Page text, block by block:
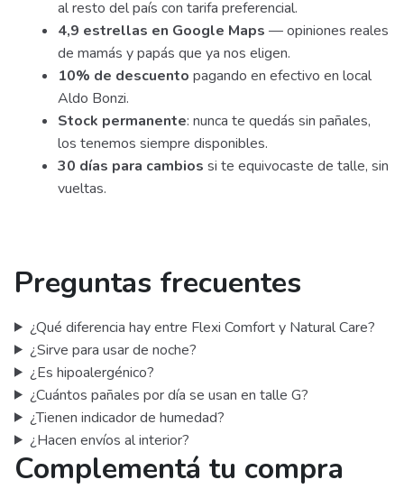
al resto del país con tarifa preferencial.
4,9 estrellas en Google Maps — opiniones reales
de mamás y papás que ya nos eligen.
10% de descuento pagando en efectivo en local
Aldo Bonzi.
Stock permanente: nunca te quedás sin pañales,
los tenemos siempre disponibles.
30 días para cambios si te equivocaste de talle, sin
vueltas.
Preguntas frecuentes
¿Qué diferencia hay entre Flexi Comfort y Natural Care?
¿Sirve para usar de noche?
¿Es hipoalergénico?
¿Cuántos pañales por día se usan en talle G?
¿Tienen indicador de humedad?
¿Hacen envíos al interior?
Complementá tu compra